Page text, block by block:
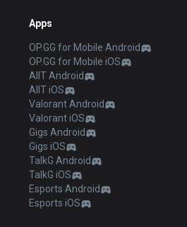
Apps
OP.GG for Mobile Android
OP.GG for Mobile iOS
AllT Android
AllT iOS
Valorant Android
Valorant iOS
Gigs Android
Gigs iOS
TalkG Android
TalkG iOS
Esports Android
Esports iOS